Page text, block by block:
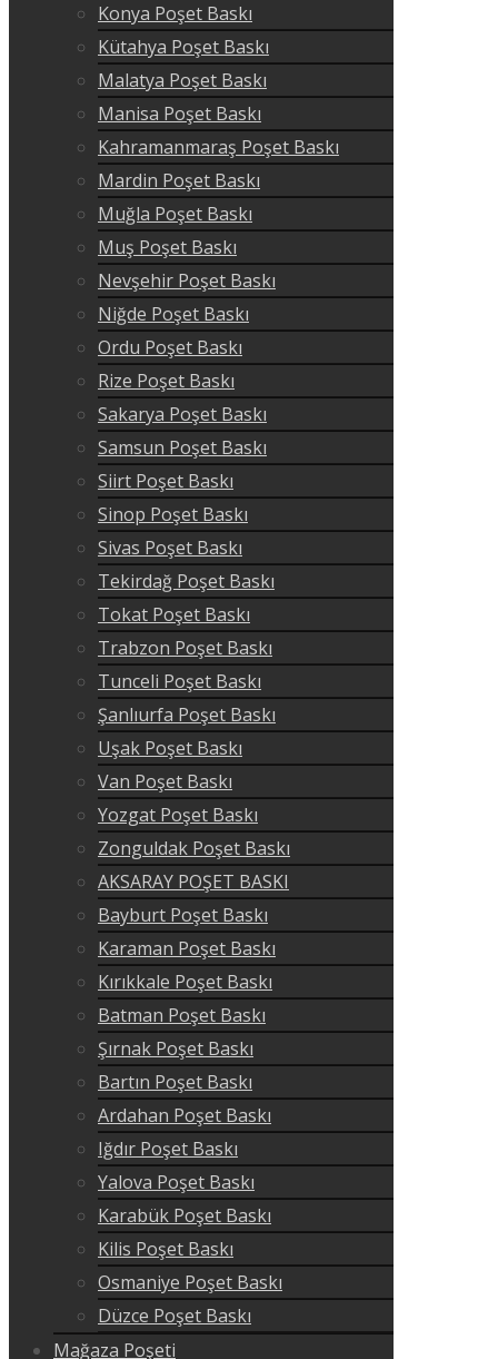
Konya Poşet Baskı
Kütahya Poşet Baskı
Malatya Poşet Baskı
Manisa Poşet Baskı
Kahramanmaraş Poşet Baskı
Mardin Poşet Baskı
Muğla Poşet Baskı
Muş Poşet Baskı
Nevşehir Poşet Baskı
Niğde Poşet Baskı
Ordu Poşet Baskı
Rize Poşet Baskı
Sakarya Poşet Baskı
Samsun Poşet Baskı
Siirt Poşet Baskı
Sinop Poşet Baskı
Sivas Poşet Baskı
Tekirdağ Poşet Baskı
Tokat Poşet Baskı
Trabzon Poşet Baskı
Tunceli Poşet Baskı
Şanlıurfa Poşet Baskı
Uşak Poşet Baskı
Van Poşet Baskı
Yozgat Poşet Baskı
Zonguldak Poşet Baskı
AKSARAY POŞET BASKI
Bayburt Poşet Baskı
Karaman Poşet Baskı
Kırıkkale Poşet Baskı
Batman Poşet Baskı
Şırnak Poşet Baskı
Bartın Poşet Baskı
Ardahan Poşet Baskı
Iğdır Poşet Baskı
Yalova Poşet Baskı
Karabük Poşet Baskı
Kilis Poşet Baskı
Osmaniye Poşet Baskı
Düzce Poşet Baskı
Mağaza Poşeti